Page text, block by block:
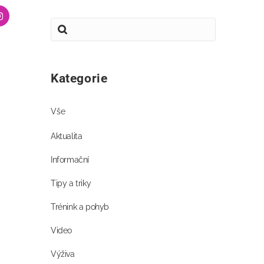
Kategorie
Vše
Aktualita
Informační
Tipy a triky
Trénink a pohyb
Video
Výživa